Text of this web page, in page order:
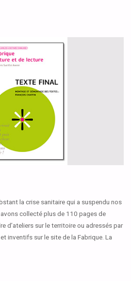
!"
la crise sanitaire qui a suspendu nos
collecté plus de 110 pages de
d’ateliers sur le territoire ou adressés par
inventifs sur le site de la Fabrique. La